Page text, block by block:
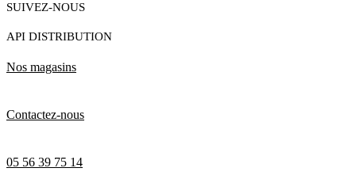
SUIVEZ-NOUS
API DISTRIBUTION
Nos magasins
Contactez-nous
05 56 39 75 14